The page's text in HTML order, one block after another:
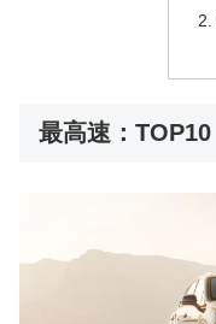
最高速：TOP10